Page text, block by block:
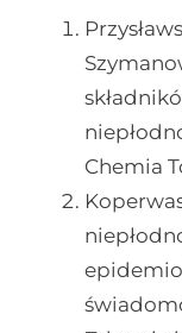
Chemia